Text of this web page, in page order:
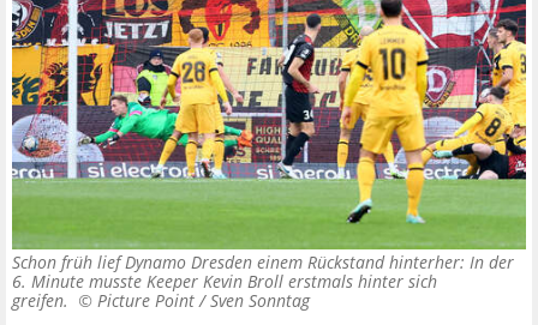
Schon früh lief Dynamo Dresden einem Rückstand hinterher: In der
6. Minute musste Keeper Kevin Broll erstmals hinter sich
greifen. © Picture Point / Sven Sonntag